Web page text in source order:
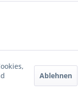
Ablehnen